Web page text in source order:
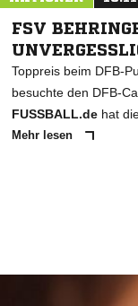
FSV
Toppreis beim DFB-
besuchte den DFB-
FUSSBALL.de hat
Mehr lesen